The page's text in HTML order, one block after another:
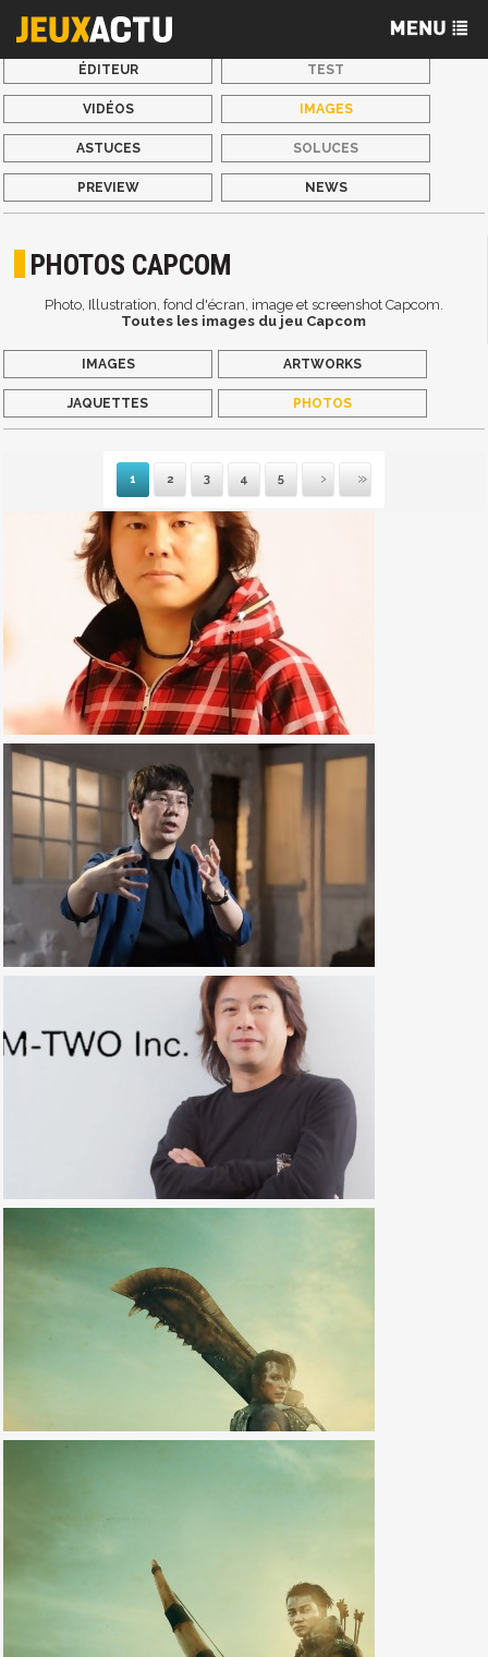
ÉDITEUR TEST
VIDÉOS IMAGES
ASTUCES SOLUCES
PREVIEW NEWS
PHOTOS CAPCOM
Photo, Illustration, fond d'écran, image et screenshot Capcom.
Toutes les images du jeu Capcom
IMAGES ARTWORKS
JAQUETTES PHOTOS
1 2 3 4 5
Suivante
Dernière